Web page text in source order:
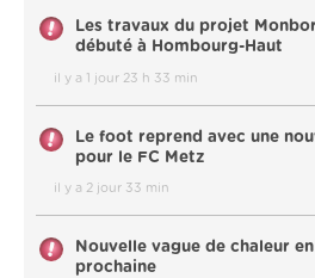
Les travaux du projet
débuté à Hombourg-Haut
il y a 1 jour 23 h 33 min
Le foot reprend avec une
pour le FC Metz
il y a 2 jour 33 min
Nouvelle vague de chaleur
prochaine